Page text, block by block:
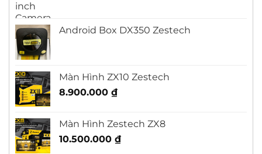
Android Box DX350 Zestech
Màn Hình ZX10 Zestech
8.900.000 ₫
Màn Hình Zestech ZX8
10.500.000 ₫